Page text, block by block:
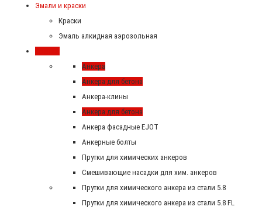
Эмали и краски
Краски
Эмаль алкидная аэрозольная
Анкера
Анкера для бетона
Анкера-клины
Анкера для бетона
Анкера фасадные EJOT
Анкерные болты
Прутки для химических анкеров
Смешивающие насадки для хим. анкеров
Прутки для химического анкера из стали 5.8
Прутки для химического анкера из стали 5.8 FL